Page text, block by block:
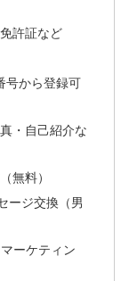
許証など
号から登録可
・自己紹介な
無料）
ージ交換（男
ーケティン